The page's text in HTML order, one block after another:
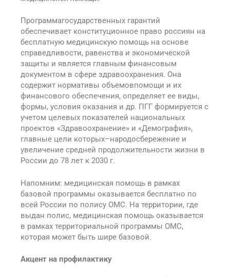
Программагосударственных гарантий
обеспечивает конституционное право россиян на
бесплатную медицинскую помощь на основе
справедливости, равенства и экономической
защиты и является главным финансовым
документом в сфере здравоохранения. Она
содержит нормативы объемовпомощи и их
финансового обеспечения, определяет ее виды,
формы, условия оказания и др. ПГГ формируется с
учетом целевых показателей национальных
проектов «Здравоохранение» и «Демография»,
главные цели которых–народосбережение и
увеличение средней продолжительности жизни в
России до 78 лет к 2030 г.
Напомним: медицинская помощь в рамках
базовой программы оказывается бесплатно по
всей России по полису ОМС. На территории, где
выдан полис, медицинская помощь оказывается
в рамках территориальной программы ОМС,
которая может быть шире базовой.
Акцент на профилактику